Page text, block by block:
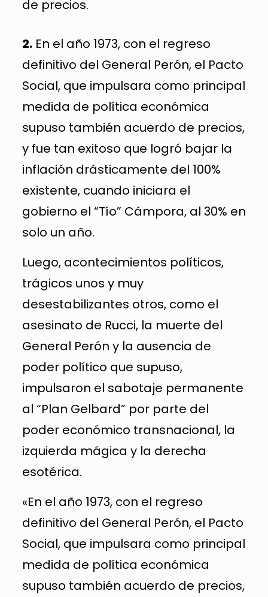
de precios.
2.En el año 1973, con el regreso
definitivo del General Perón, el Pacto
Social, que impulsara como principal
medida de política económica
supuso también acuerdo de precios,
y fue tan exitoso que logró bajar la
inflación drásticamente del 100%
existente, cuando iniciara el
gobierno el “Tío” Cámpora, al 30% en
solo un año.
Luego, acontecimientos políticos,
trágicos unos y muy
desestabilizantes otros, como el
asesinato de Rucci, la muerte del
General Perón y la ausencia de
poder político que supuso,
impulsaron el sabotaje permanente
al “Plan Gelbard” por parte del
poder económico transnacional, la
izquierda mágica y la derecha
esotérica.
«En el año 1973, con el regreso
definitivo del General Perón, el Pacto
Social, que impulsara como principal
medida de política económica
supuso también acuerdo de precios,